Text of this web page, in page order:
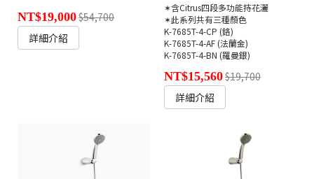
NT$19,000$54,700
詳細介紹
✶含Citrus四段多功能持花灑
✶此系列共有三種顏色
K-7685T-4-CP (鉻)
K-7685T-4-AF (法蘭金)
K-7685T-4-BN (羅曼銀)
NT$15,560$19,700
詳細介紹